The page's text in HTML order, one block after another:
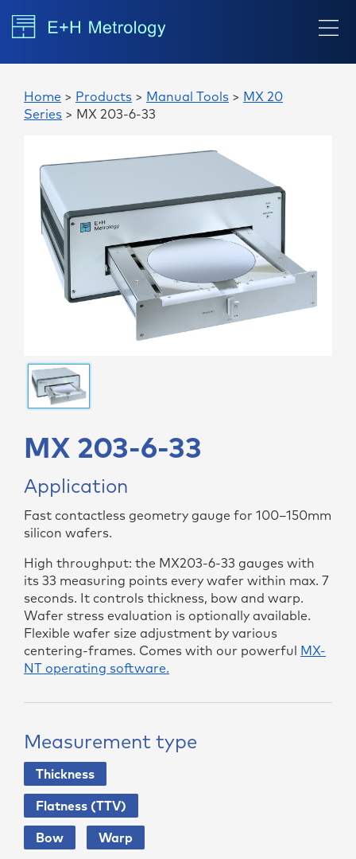
Home > Products > Manual Tools > MX 20
Series > MX 203-6-33
MX 203-6-33
Application
Fast contactless geometry gauge for 100–150mm
silicon wafers.
High throughput: the MX203-6-33 gauges with
its 33 measuring points every wafer within max. 7
seconds. It controls thickness, bow and warp.
Wafer stress evaluation is optionally available.
Flexible wafer size adjustment by various
centering-frames. Comes with our powerful MX-
NT operating software.
Measurement type
Thickness
Flatness (TTV)
Bow
Warp